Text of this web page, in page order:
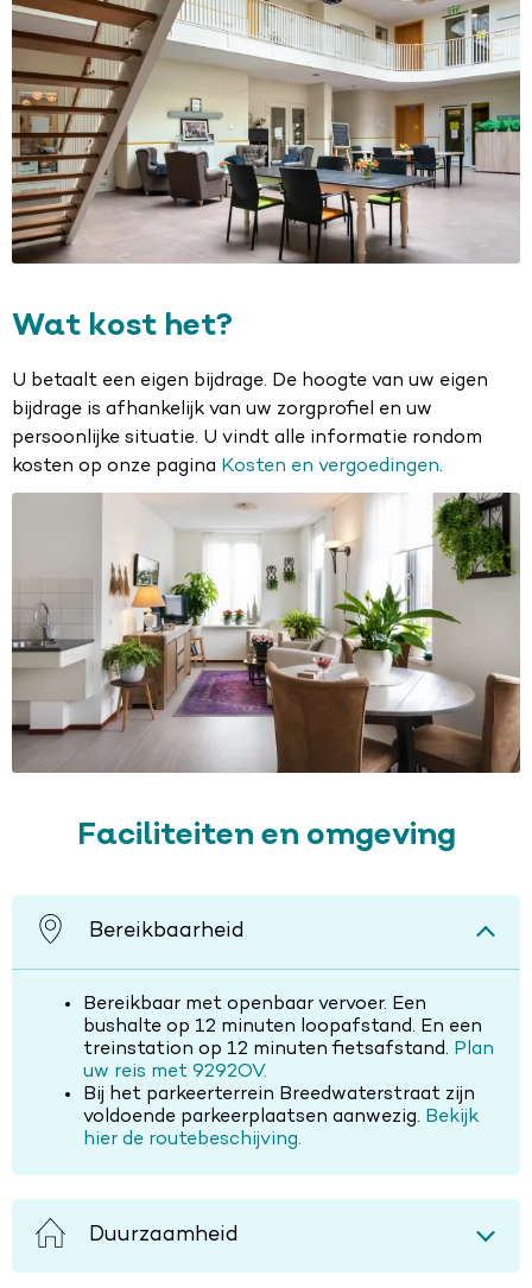
Wat kost het?
U betaalt een eigen bijdrage. De hoogte van uw eigen
bijdrage is afhankelijk van uw zorgprofiel en uw
persoonlijke situatie. U vindt alle informatie rondom
kosten op onze pagina Kosten en vergoedingen.
Faciliteiten en omgeving
Bereikbaarheid
Bereikbaar met openbaar vervoer. Een
bushalte op 12 minuten loopafstand. En een
treinstation op 12 minuten fietsafstand. Plan
uw reis met 9292OV.
Bij het parkeerterrein Breedwaterstraat zijn
voldoende parkeerplaatsen aanwezig. Bekijk
hier de routebeschijving.
Duurzaamheid